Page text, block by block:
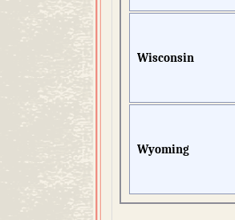
Wisconsin
Wyoming